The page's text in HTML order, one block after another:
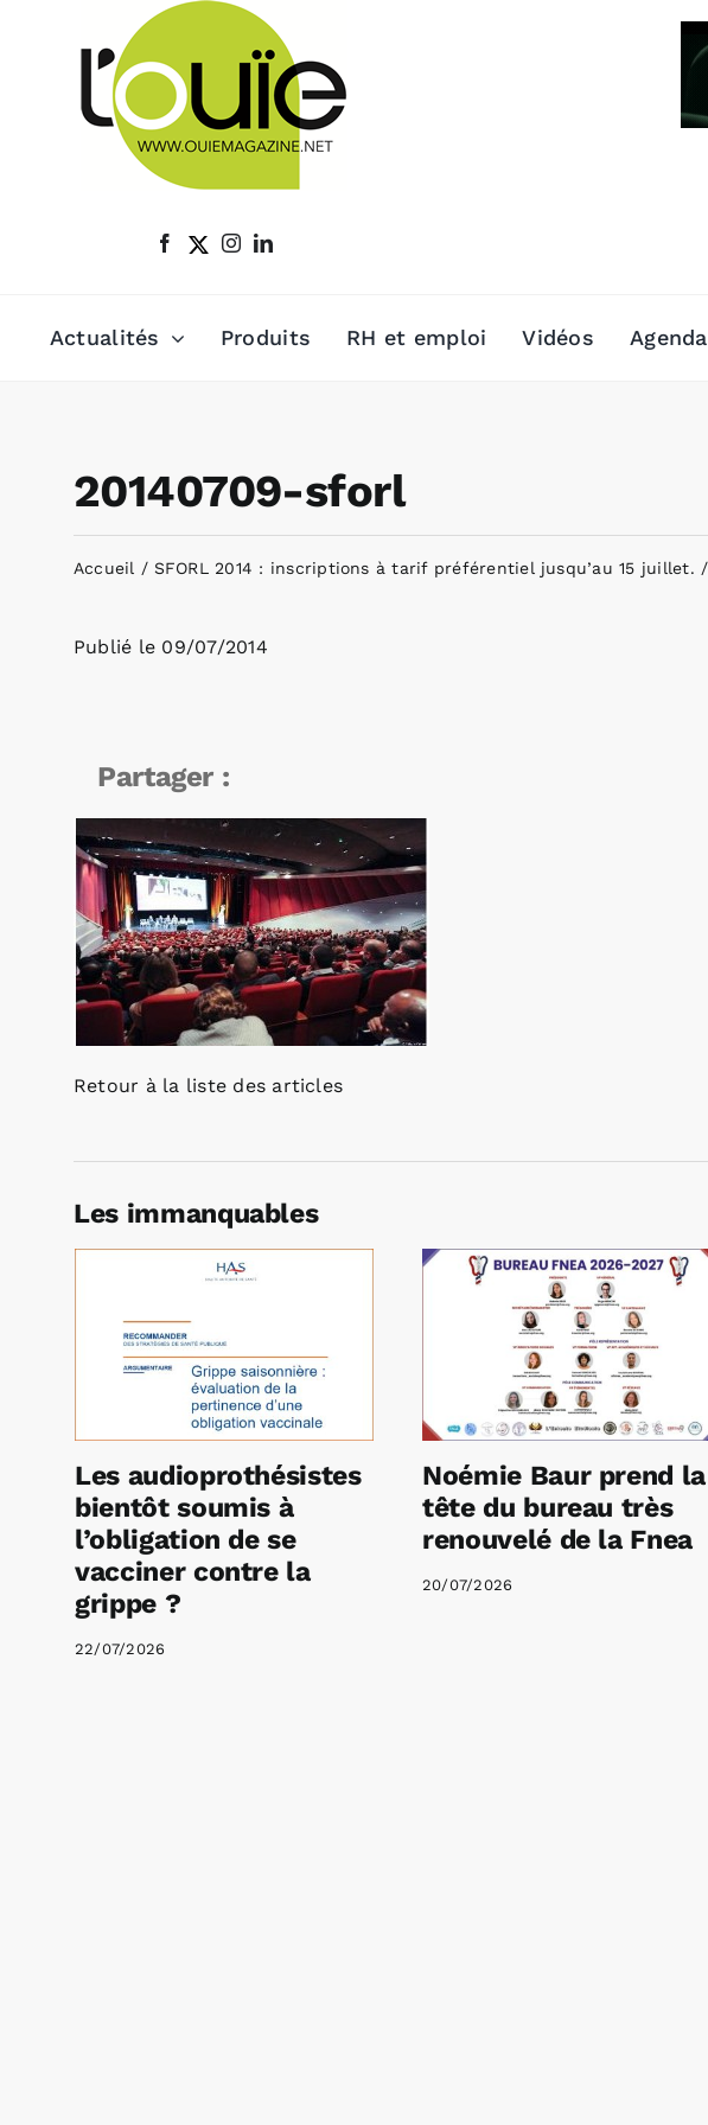
Actualités Produits RH et emploi Vidéos Agenda
20140709-sforl
Accueil SFORL 2014 : inscriptions à tarif préférentiel jusqu’au 15 juillet.
Publié le 09/07/2014
Partager :
Retour à la liste des articles
Les immanquables
Les audioprothésistes
bientôt soumis à
l’obligation de se
vacciner contre la
grippe ?
22/07/2026
Noémie Baur prend la
tête du bureau très
renouvelé de la Fnea
20/07/2026